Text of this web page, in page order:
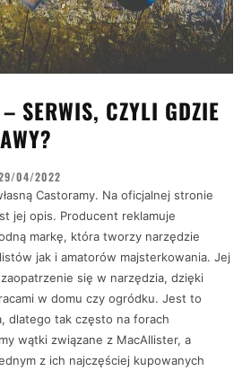
SERWIS, CZYLI GDZIE
04/2022
Castoramy. Na oficjalnej stronie
jej opis. Producent reklamuje
markę, która tworzy narzędzie
jak i amatorów majsterkowania. Jej
się w narzędzia, dzięki
w domu czy ogródku. Jest to
dlatego tak często na forach
wątki związane z MacAllister, a
z ich najczęściej kupowanych